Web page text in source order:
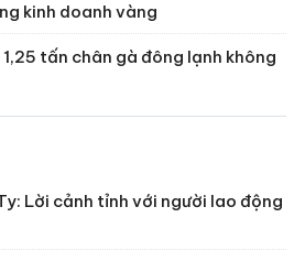
kinh doanh vàng
tấn chân gà đông lạnh không
Lời cảnh tỉnh với người lao động